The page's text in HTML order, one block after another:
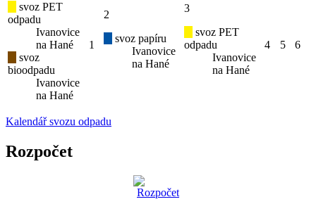
svoz PET
odpadu
Ivanovice
na Hané
svoz
bioodpadu
Ivanovice
na Hané
1
2
svoz papíru
Ivanovice
na Hané
3
svoz PET
odpadu
Ivanovice
na Hané
4 5 6
Kalendář svozu odpadu
Rozpočet